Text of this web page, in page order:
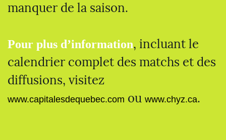
manquer de la saison.
Pour plus d’information, incluant le
calendrier complet des matchs et des
diffusions, visitez
www.capitalesdequebec.com ou www.chyz.ca.